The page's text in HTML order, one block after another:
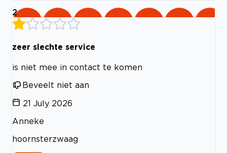
2
zeer slechte service
is niet mee in contact te komen
Beveelt niet aan
21 July 2026
Anneke
hoornsterzwaag